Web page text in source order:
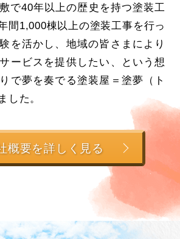
で40年以上の歴史を持つ塗装工
間1,000棟以上の塗装工事を行っ
を活かし、地域の皆さまにより
ービスを提供したい、という想
で夢を奏でる塗装屋＝塗夢（ト
した。
概要を詳しく見る